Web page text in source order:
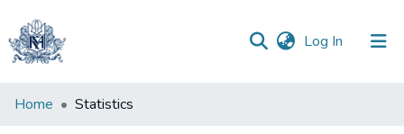
Log In (current)
Communities
Home Statistics